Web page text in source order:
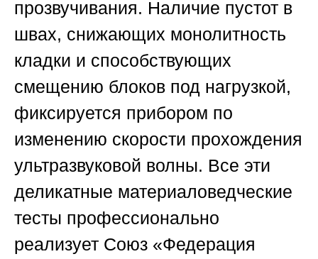
прозвучивания. Наличие пустот в
швах, снижающих монолитность
кладки и способствующих
смещению блоков под нагрузкой,
фиксируется прибором по
изменению скорости прохождения
ультразвуковой волны. Все эти
деликатные материаловедческие
тесты профессионально
реализует Союз «Федерация